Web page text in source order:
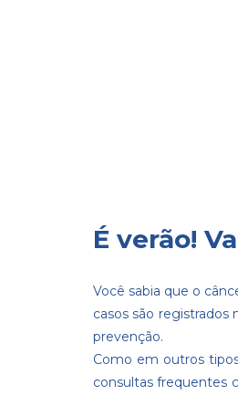
É verão!
Você sabia que o
casos são
prevenção.
Como em outros
consultas frequentes